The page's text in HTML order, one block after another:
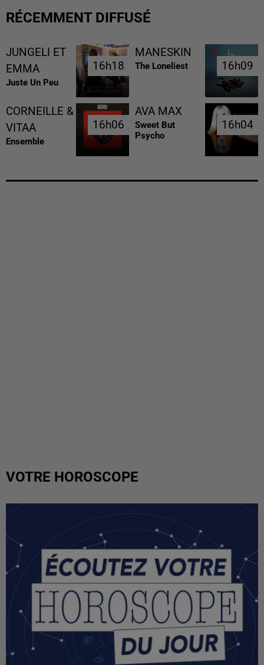
RÉCEMMENT DIFFUSÉ
JUNGELI ET
EMMA
Juste Un Peu
16h18
16h18
MANESKIN
The Loneliest 16h09
16h09
CORNEILLE &
VITAA
Ensemble
16h06
16h06
AVA MAX
Sweet But
Psycho
16h04
16h04
VOTRE HOROSCOPE